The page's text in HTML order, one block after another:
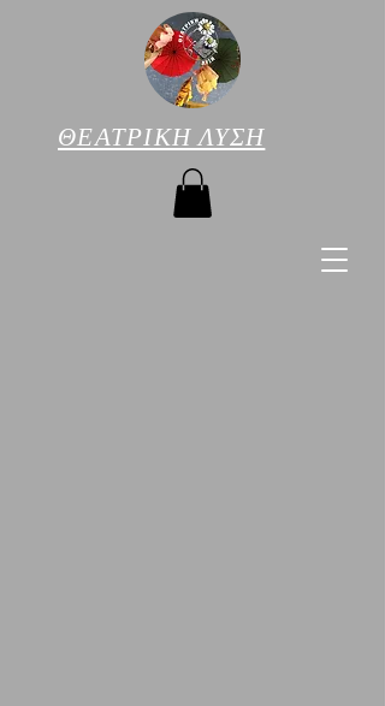
ΘΕΑΤΡΙΚΗ ΛΥΣΗ